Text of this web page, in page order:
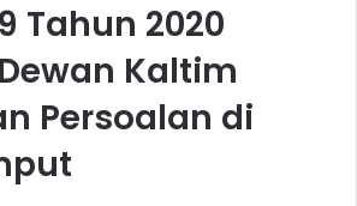
Tahun 2020
Kaltim
Persoalan di